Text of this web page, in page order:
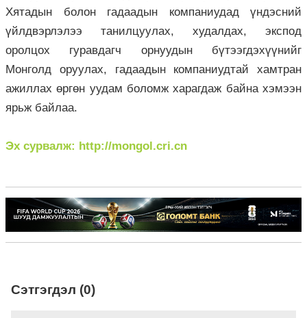
Хятадын болон гадаадын компаниудад үндэсний
үйлдвэрлэлээ танилцуулах, худалдах, экспод
оролцох гуравдагч орнуудын бүтээгдэхүүнийг
Монголд оруулах, гадаадын компаниудтай хамтран
ажиллах өргөн уудам боломж харагдаж байна хэмээн
ярьж байлаа.
Эх сурвалж: http://mongol.cri.cn
Сэтгэгдэл (0)